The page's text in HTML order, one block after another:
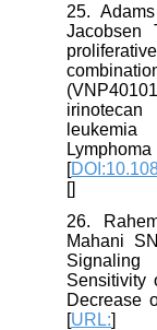
25.
[
26.
Mahani
[URL: